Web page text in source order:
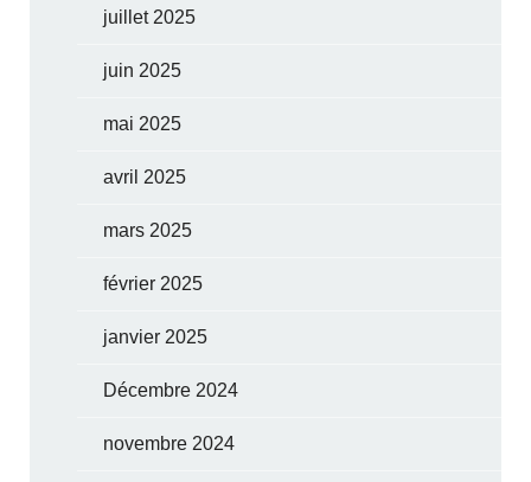
juillet 2025
juin 2025
mai 2025
avril 2025
mars 2025
février 2025
janvier 2025
Décembre 2024
novembre 2024